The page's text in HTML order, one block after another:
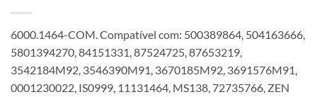
6000.1464-COM. Compatível com: 500389864, 504163666,
5801394270, 84151331, 87524725, 87653219,
3542184M92, 3546390M91, 3670185M92, 3691576M91,
0001230022, IS0999, 11131464, MS138, 72735766, ZEN